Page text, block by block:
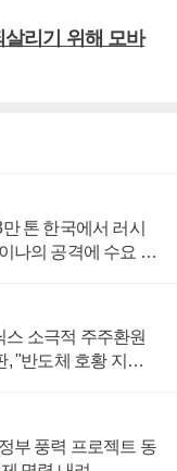
리기 위해 모바
톤 한국에서 러시
나의 공격에 수요 늘
소극적 주주환원
, "반도체 호황 지속
부 풍력 프로젝트 동